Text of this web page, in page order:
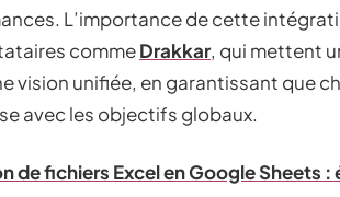
L’importance de cette
commeDrakkar, qui mettent
vision unifiée, en garantissant que
avec les objectifs globaux.
de fichiers Excel en Google Sheets